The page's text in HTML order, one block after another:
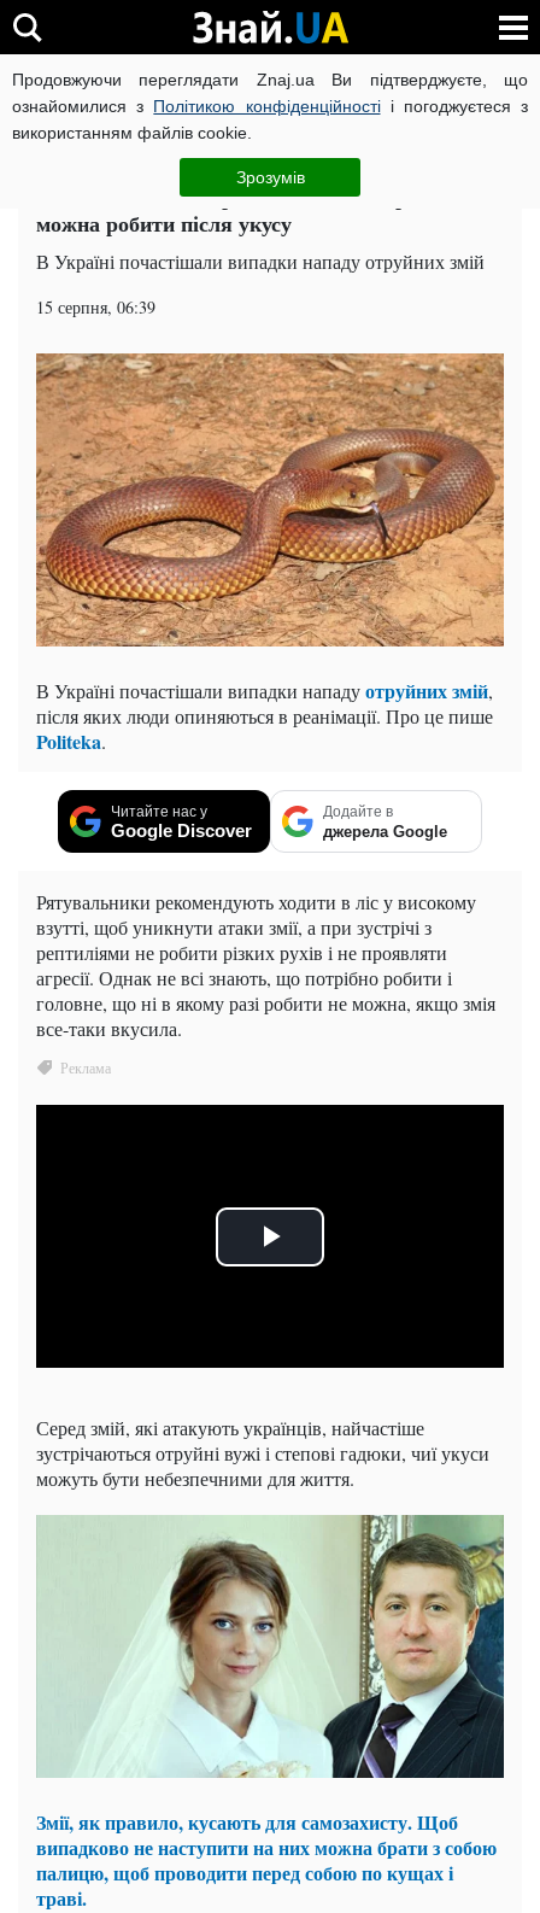
Продовжуючи переглядати Znaj.ua Ви підтверджуєте, що
ознайомилися з Політикою конфіденційностіі погоджуєтеся з
використанням файлів cookie.
Зрозумів
ВІЙНА РОСІЇ ПРОТИ УКРАЇНИ КОРОНАВІРУС В УКРАЇНІ
Суспільство ЧИТАТЬ НА РУССКОМ
Нашестя змій в Україні: чого категорично не
можна робити після укусу
В Україні почастішали випадки нападу отруйних змій
15 серпня, 06:39
В Україні почастішали випадки нападуотруйних змій,
після яких люди опиняються в реанімації. Про це пише
Politeka.
Читайте нас у
Google Discover
Додайте в
джерела Google
Рятувальники рекомендують ходити в ліс у високому
взутті, щоб уникнути атаки змії, а при зустрічі з
рептиліями не робити різких рухів і не проявляти
агресії. Однак не всі знають, що потрібно робити і
головне, що ні в якому разі робити не можна, якщо змія
все-таки вкусила.
Серед змій, які атакують українців, найчастіше
зустрічаються отруйні вужі і степові гадюки, чиї укуси
можуть бути небезпечними для життя.
Змії, як правило, кусають для самозахисту. Щоб
випадково не наступити на них можна брати з собою
палицю, щоб проводити перед собою по кущах і
траві.